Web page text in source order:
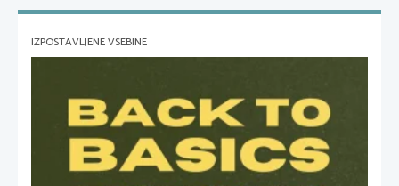
IZPOSTAVLJENE VSEBINE